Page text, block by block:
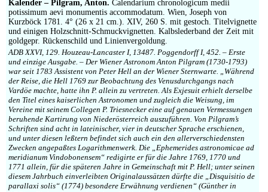
Kalender – Pilgram, Anton. Calendarium chronologicum medii
potissimum aevi monumentis accommodatum. Wien, Joseph von
Kurzböck 1781. 4° (26 x 21 cm.). XIV, 260 S. mit gestoch. Titelvignette
und einigen Holzschnitt-Schmuckvignetten. Kalbslederband der Zeit mit
goldgepr. Rückenschild und Linienvergoldung.
ADB XXVI, 129. Houzeau-Lancaster I, 13487. Poggendorff I, 452. – Erste
und einzige Ausgabe. – Der Wiener Astronom Anton Pilgram (1730-1793)
war seit 1783 Assistent von Peter Hell an der Wiener Sternwarte. „Während
der Reise, die Hell 1769 zur Beobachtung des Venusdurchgangs nach
Vardöe machte, hatte ihn P. allein zu vertreten. Als Exjesuit erhielt derselbe
den Titel eines kaiserlichen Astronomen und zugleich die Weisung, im
Vereine mit seinem Collegen P. Triesnecker eine auf genauen Vermessungen
beruhende Kartirung von Niederösterreich auszuführen. Von Pilgram’s
Schriften sind acht in lateinischer, vier in deutscher Sprache erschienen,
und unter diesen leßtern befindet sich auch ein den allerverschiedensten
Zwecken angepaßtes Logarithmenwerk. Die „Ephemerides astronomicae ad
meridianum Vindobonensem“ redigirte er für die Jahre 1769, 1770 und
1771 allein, für die späteren Jahre in Gemeinschaft mit P. Hell; unter seinen
diesem Jahrbuch einverleibten Originalaussätzen dürfte die „Disquisitio de
parallaxi solis“ (1774) besondere Erwähnung verdienen“ (Günther in